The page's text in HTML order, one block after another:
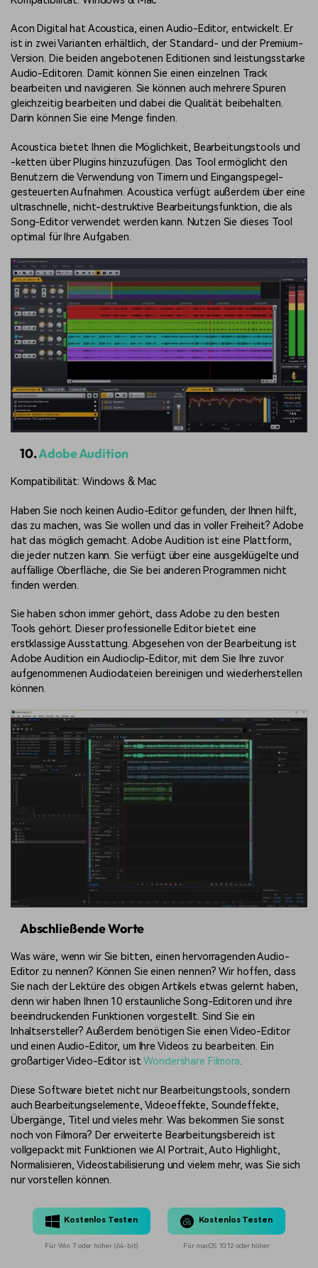
Acon Digital hat Acoustica, einen Audio-Editor, entwickelt. Er
ist in zwei Varianten erhältlich, der Standard- und der Premium-
Version. Die beiden angebotenen Editionen sind leistungsstarke
Audio-Editoren. Damit können Sie einen einzelnen Track
bearbeiten und navigieren. Sie können auch mehrere Spuren
gleichzeitig bearbeiten und dabei die Qualität beibehalten.
Darin können Sie eine Menge finden.
Acoustica bietet Ihnen die Möglichkeit, Bearbeitungstools und
-ketten über Plugins hinzuzufügen. Das Tool ermöglicht den
Benutzern die Verwendung von Timern und Eingangspegel-
gesteuerten Aufnahmen. Acoustica verfügt außerdem über eine
ultraschnelle, nicht-destruktive Bearbeitungsfunktion, die als
Song-Editor verwendet werden kann. Nutzen Sie dieses Tool
optimal für Ihre Aufgaben.
10.Adobe Audition
Kompatibilität: Windows & Mac
Haben Sie noch keinen Audio-Editor gefunden, der Ihnen hilft,
das zu machen, was Sie wollen und das in voller Freiheit? Adobe
hat das möglich gemacht. Adobe Audition ist eine Plattform,
die jeder nutzen kann. Sie verfügt über eine ausgeklügelte und
auffällige Oberfläche, die Sie bei anderen Programmen nicht
finden werden.
Sie haben schon immer gehört, dass Adobe zu den besten
Tools gehört. Dieser professionelle Editor bietet eine
erstklassige Ausstattung. Abgesehen von der Bearbeitung ist
Adobe Audition ein Audioclip-Editor, mit dem Sie Ihre zuvor
aufgenommenen Audiodateien bereinigen und wiederherstellen
können.
Abschließende Worte
Was wäre, wenn wir Sie bitten, einen hervorragenden Audio-
Editor zu nennen? Können Sie einen nennen? Wir hoffen, dass
Sie nach der Lektüre des obigen Artikels etwas gelernt haben,
denn wir haben Ihnen 10 erstaunliche Song-Editoren und ihre
beeindruckenden Funktionen vorgestellt. Sind Sie ein
Inhaltsersteller? Außerdem benötigen Sie einen Video-Editor
und einen Audio-Editor, um Ihre Videos zu bearbeiten. Ein
großartiger Video-Editor ist Wondershare Filmora.
Diese Software bietet nicht nur Bearbeitungstools, sondern
auch Bearbeitungselemente, Videoeffekte, Soundeffekte,
Übergänge, Titel und vieles mehr. Was bekommen Sie sonst
noch von Filmora? Der erweiterte Bearbeitungsbereich ist
vollgepackt mit Funktionen wie AI Portrait, Auto Highlight,
Normalisieren, Videostabilisierung und vielem mehr, was Sie sich
nur vorstellen können.
Kostenlos Testen
Für Win 7 oder höher (64-bit)
Kostenlos Testen
Für macOS 10.12 oder höher